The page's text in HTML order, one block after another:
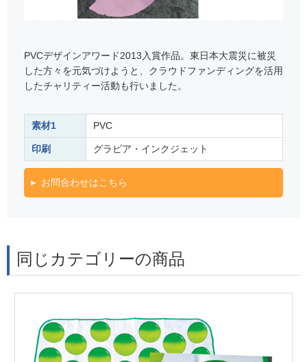
PVCデザインアワード2013入賞作品。東日本大震災に被災
した方々を元気づけようと、クラウドファンディングを活用
したチャリティー活動も行いました。
素材1 PVC
印刷 グラビア・インクジェット
お問合わせはこちら
同じカテゴリーの商品